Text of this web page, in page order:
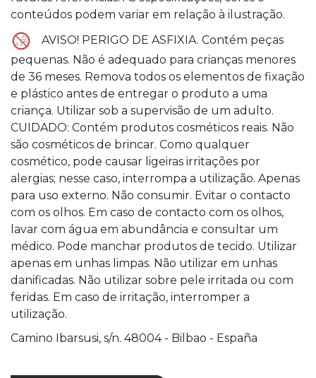
conteúdos podem variar em relação à ilustração.
AVISO! PERIGO DE ASFIXIA. Contém peças
pequenas. Não é adequado para crianças menores
de 36 meses. Remova todos os elementos de fixação
e plástico antes de entregar o produto a uma
criança. Utilizar sob a supervisão de um adulto.
CUIDADO: Contém produtos cosméticos reais. Não
são cosméticos de brincar. Como qualquer
cosmético, pode causar ligeiras irritações por
alergias; nesse caso, interrompa a utilização. Apenas
para uso externo. Não consumir. Evitar o contacto
com os olhos. Em caso de contacto com os olhos,
lavar com água em abundância e consultar um
médico. Pode manchar produtos de tecido. Utilizar
apenas em unhas limpas. Não utilizar em unhas
danificadas. Não utilizar sobre pele irritada ou com
feridas. Em caso de irritação, interromper a
utilização.
Camino Ibarsusi, s/n. 48004 - Bilbao - España